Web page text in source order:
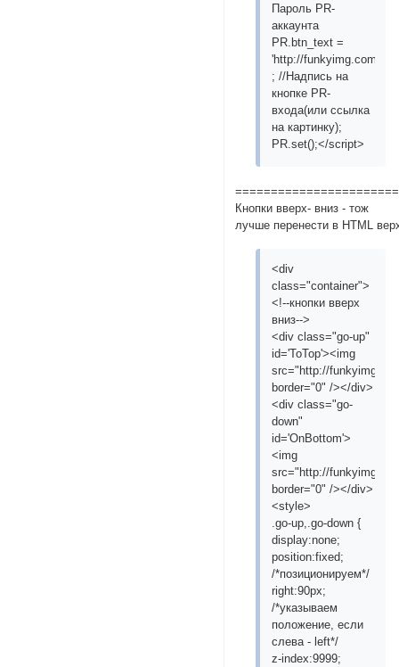
Пароль PR-
аккаунта
PR.btn_text =
'http://funkyimg.com/i/
; //Надпись на
кнопке PR-
входа(или ссылка
на картинку);
PR.set();</script>
Кнопки вверх- вниз - тож
лучше перенести в HTML
<div
class="container">
<!--кнопки вверх
вниз-->
<div class="go-up"
id='ToTop'><img
src="http://
border="0" /></div>
<div class="go-
down"
id='OnBottom'>
<img
src="http://
border="0" /></div>
<style>
.go-up,.go-down {
display:none;
position:fixed;
/*позиционируем*/
right:90px;
/*указываем
положение, если
слева - left*/
z-index:9999;